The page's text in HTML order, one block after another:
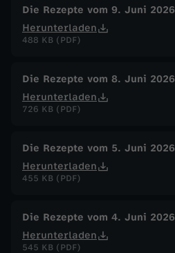
Die Rezepte vom 9. Juni 2026
Herunterladen
488 KB (PDF)
Die Rezepte vom 8. Juni 2026
Herunterladen
726 KB (PDF)
Die Rezepte vom 5. Juni 2026
Herunterladen
455 KB (PDF)
Die Rezepte vom 4. Juni 2026
Herunterladen
545 KB (PDF)